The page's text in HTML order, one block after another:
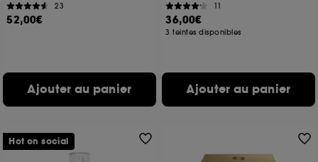
23
52,00€
Ajouter au panier
11
36,00€
3 teintes disponibles
Ajouter au panier
Hot on social